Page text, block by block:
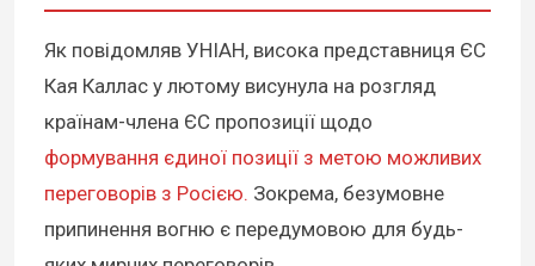
Як повідомляв УНІАН, висока представниця ЄС
Кая Каллас у лютому висунула на розгляд
країнам-члена ЄС пропозиції щодо
формування єдиної позиції з метою можливих
переговорів з Росією. Зокрема, безумовне
припинення вогню є передумовою для будь-